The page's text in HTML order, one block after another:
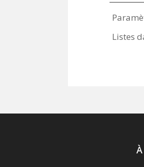
Listes